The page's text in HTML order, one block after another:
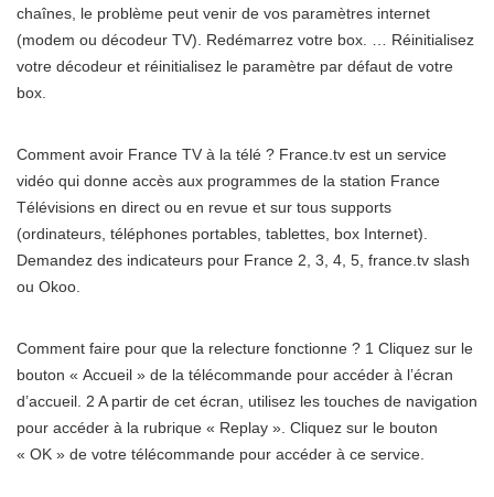
chaînes, le problème peut venir de vos paramètres internet
(modem ou décodeur TV). Redémarrez votre box. … Réinitialisez
votre décodeur et réinitialisez le paramètre par défaut de votre
box.
Comment avoir France TV à la télé ? France.tv est un service
vidéo qui donne accès aux programmes de la station France
Télévisions en direct ou en revue et sur tous supports
(ordinateurs, téléphones portables, tablettes, box Internet).
Demandez des indicateurs pour France 2, 3, 4, 5, france.tv slash
ou Okoo.
Comment faire pour que la relecture fonctionne ? 1 Cliquez sur le
bouton « Accueil » de la télécommande pour accéder à l’écran
d’accueil. 2 A partir de cet écran, utilisez les touches de navigation
pour accéder à la rubrique « Replay ». Cliquez sur le bouton
« OK » de votre télécommande pour accéder à ce service.